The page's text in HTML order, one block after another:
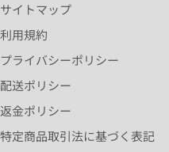
サイトマップ
利用規約
プライバシーポリシー
配送ポリシー
返金ポリシー
特定商品取引法に基づく表記